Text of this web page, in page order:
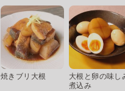
焼きブリ大根
大根と卵の味し
煮込み